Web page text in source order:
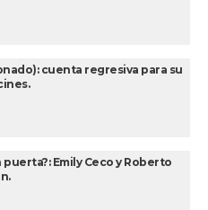
cuenta regresiva para su
puerta?: Emily Ceco y Roberto